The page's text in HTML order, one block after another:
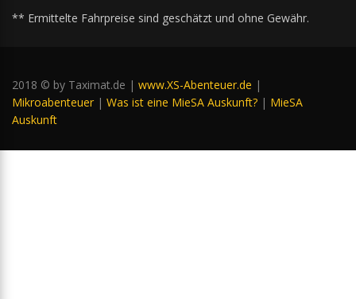
** Ermittelte Fahrpreise sind geschätzt und ohne Gewähr.
2018 © by Taximat.de | www.XS-Abenteuer.de |
Mikroabenteuer | Was ist eine MieSA Auskunft? | MieSA
Auskunft